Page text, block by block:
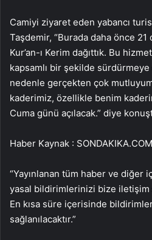
Camiyi ziyaret eden yabancı
Taşdemir, “Burada daha önce 21
Kur’an-ı Kerim dağıttık. Bu
kapsamlı bir şekilde
nedenle gerçekten çok
kaderimiz, özellikle benim
Cuma günü açılacak.” diye
Haber Kaynak : SONDAKIKA.COM
“Yayınlanan tüm haber ve diğer
yasal bildirimlerinizi bize iletişim
En kısa süre içerisinde
sağlanılacaktır.”